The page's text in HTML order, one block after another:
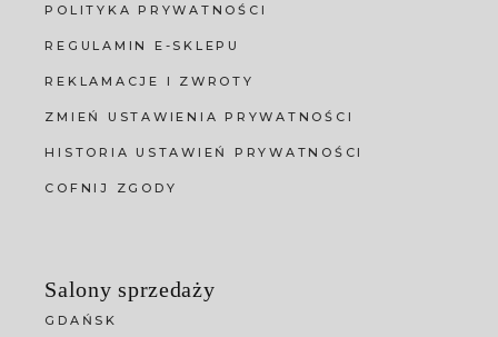
POLITYKA PRYWATNOŚCI
REGULAMIN E-SKLEPU
REKLAMACJE I ZWROTY
ZMIEŃ USTAWIENIA PRYWATNOŚCI
HISTORIA USTAWIEŃ PRYWATNOŚCI
COFNIJ ZGODY
Salony sprzedaży
GDAŃSK